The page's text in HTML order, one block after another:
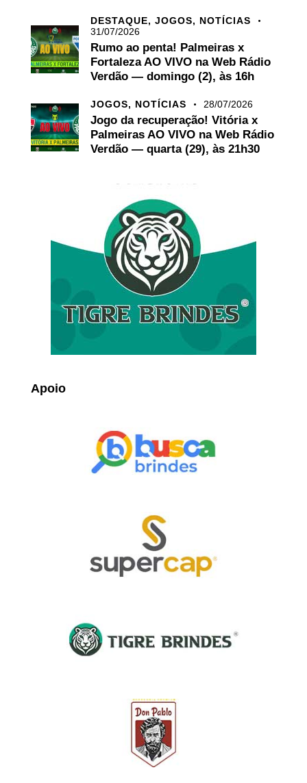
DESTAQUE, JOGOS, NOTÍCIAS
31/07/2026
Rumo ao penta! Palmeiras x
Fortaleza AO VIVO na Web Rádio
Verdão — domingo (2), às 16h
JOGOS, NOTÍCIAS 28/07/2026
Jogo da recuperação! Vitória x
Palmeiras AO VIVO na Web Rádio
Verdão — quarta (29), às 21h30
Apoio